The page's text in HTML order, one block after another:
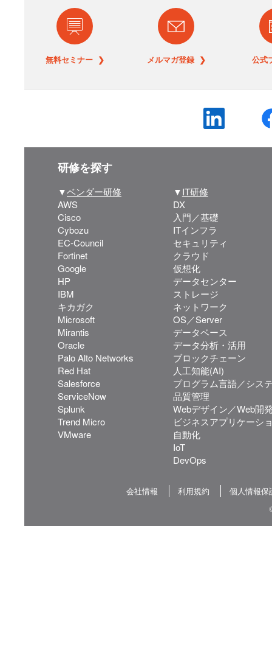
無料セミナー ❯ メルマガ登録 ❯ 公式
研修を探す
▼ベンダー研修
AWS
Cisco
Cybozu
EC-Council
Fortinet
Google
HP
IBM
キカガク
Microsoft
Mirantis
Oracle
Palo Alto Networks
Red Hat
Salesforce
ServiceNow
Splunk
Trend Micro
VMware
▼IT研修
DX
入門／基礎
ITインフラ
セキュリティ
クラウド
仮想化
データセンター
ストレージ
ネットワーク
OS／Server
データベース
データ分析・活用
ブロックチェーン
人工知能(AI)
プログラム言語／シス
品質管理
Webデザイン／Web開
ビジネスアプリケーシ
自動化
IoT
DevOps
会社情報 利用規約 個人情報保